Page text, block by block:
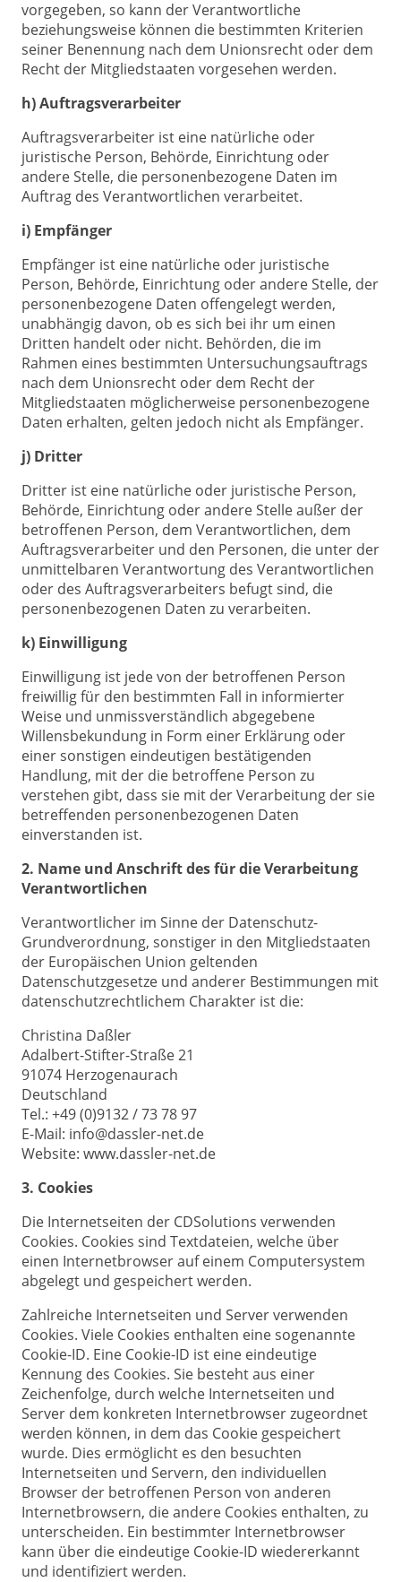
vorgegeben, so kann der Verantwortliche
beziehungsweise können die bestimmten Kriterien
seiner Benennung nach dem Unionsrecht oder dem
Recht der Mitgliedstaaten vorgesehen werden.
h) Auftragsverarbeiter
Auftragsverarbeiter ist eine natürliche oder
juristische Person, Behörde, Einrichtung oder
andere Stelle, die personenbezogene Daten im
Auftrag des Verantwortlichen verarbeitet.
i) Empfänger
Empfänger ist eine natürliche oder juristische
Person, Behörde, Einrichtung oder andere Stelle, der
personenbezogene Daten offengelegt werden,
unabhängig davon, ob es sich bei ihr um einen
Dritten handelt oder nicht. Behörden, die im
Rahmen eines bestimmten Untersuchungsauftrags
nach dem Unionsrecht oder dem Recht der
Mitgliedstaaten möglicherweise personenbezogene
Daten erhalten, gelten jedoch nicht als Empfänger.
j) Dritter
Dritter ist eine natürliche oder juristische Person,
Behörde, Einrichtung oder andere Stelle außer der
betroffenen Person, dem Verantwortlichen, dem
Auftragsverarbeiter und den Personen, die unter der
unmittelbaren Verantwortung des Verantwortlichen
oder des Auftragsverarbeiters befugt sind, die
personenbezogenen Daten zu verarbeiten.
k) Einwilligung
Einwilligung ist jede von der betroffenen Person
freiwillig für den bestimmten Fall in informierter
Weise und unmissverständlich abgegebene
Willensbekundung in Form einer Erklärung oder
einer sonstigen eindeutigen bestätigenden
Handlung, mit der die betroffene Person zu
verstehen gibt, dass sie mit der Verarbeitung der sie
betreffenden personenbezogenen Daten
einverstanden ist.
2. Name und Anschrift des für die Verarbeitung
Verantwortlichen
Verantwortlicher im Sinne der Datenschutz-
Grundverordnung, sonstiger in den Mitgliedstaaten
der Europäischen Union geltenden
Datenschutzgesetze und anderer Bestimmungen mit
datenschutzrechtlichem Charakter ist die:
Christina Daßler
Adalbert-Stifter-Straße 21
91074 Herzogenaurach
Deutschland
Tel.: +49 (0)9132 / 73 78 97
E-Mail: info@dassler-net.de
Website: www.dassler-net.de
3. Cookies
Die Internetseiten der CDSolutions verwenden
Cookies. Cookies sind Textdateien, welche über
einen Internetbrowser auf einem Computersystem
abgelegt und gespeichert werden.
Zahlreiche Internetseiten und Server verwenden
Cookies. Viele Cookies enthalten eine sogenannte
Cookie-ID. Eine Cookie-ID ist eine eindeutige
Kennung des Cookies. Sie besteht aus einer
Zeichenfolge, durch welche Internetseiten und
Server dem konkreten Internetbrowser zugeordnet
werden können, in dem das Cookie gespeichert
wurde. Dies ermöglicht es den besuchten
Internetseiten und Servern, den individuellen
Browser der betroffenen Person von anderen
Internetbrowsern, die andere Cookies enthalten, zu
unterscheiden. Ein bestimmter Internetbrowser
kann über die eindeutige Cookie-ID wiedererkannt
und identifiziert werden.